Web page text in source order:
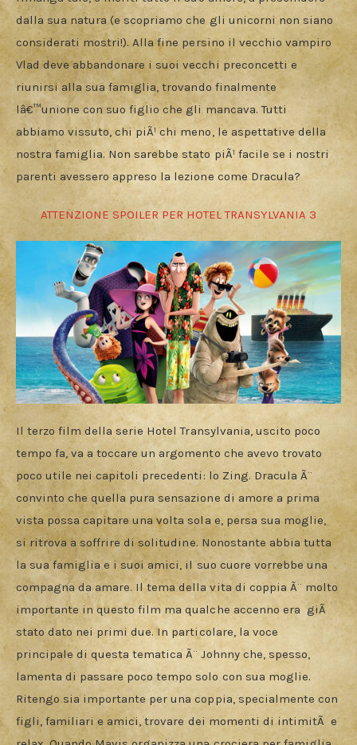
dalla sua natura (e scopriamo che gli unicorni non siano
considerati mostri!). Alla fine persino il vecchio vampiro
Vlad deve abbandonare i suoi vecchi preconcetti e
riunirsi alla sua famiglia, trovando finalmente
lâ€™unione con suo figlio che gli mancava. Tutti
abbiamo vissuto, chi piÃ¹ chi meno, le aspettative della
nostra famiglia. Non sarebbe stato piÃ¹ facile se i nostri
parenti avessero appreso la lezione come Dracula?
ATTENZIONE SPOILER PER HOTEL TRANSYLVANIA 3
Il terzo film della serie Hotel Transylvania, uscito poco
tempo fa, va a toccare un argomento che avevo trovato
poco utile nei capitoli precedenti: lo Zing. Dracula Ã¨
convinto che quella pura sensazione di amore a prima
vista possa capitare una volta sola e, persa sua moglie,
si ritrova a soffrire di solitudine. Nonostante abbia tutta
la sua famiglia e i suoi amici, il suo cuore vorrebbe una
compagna da amare. Il tema della vita di coppia Ã¨ molto
importante in questo film ma qualche accenno era  giÃ
stato dato nei primi due. In particolare, la voce
principale di questa tematica Ã¨ Johnny che, spesso,
lamenta di passare poco tempo solo con sua moglie.
Ritengo sia importante per una coppia, specialmente con
figli, familiari e amici, trovare dei momenti di intimitÃ  e